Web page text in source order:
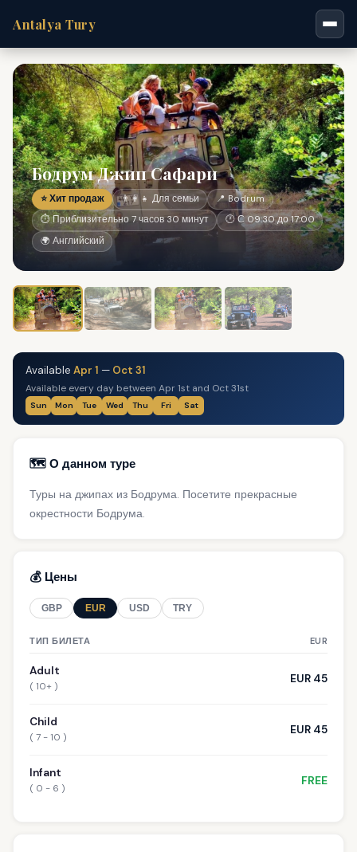
Antalya Tury
Бодрум Джип Сафари
⭐ Хит продаж 👨‍👩‍👧 Для семьи
📍 Bodrum
⏱ Приблизительно 7 часов 30 минут
🕐 С 09:30 до 17:00
🌍 Английский
Available Apr 1 — Oct 31
Available every day between Apr 1st and Oct 31st
Sun Mon Tue Wed Thu Fri Sat
🗺️ О данном туре
Туры на джипах из Бодрума. Посетите прекрасные
окрестности Бодрума.
💰 Цены
GBP EUR USD TRY
ТИП БИЛЕТА EUR
Adult
( 10+ )
EUR 45
Child
( 7 - 10 )
EUR 45
Infant
( 0 - 6 )
FREE